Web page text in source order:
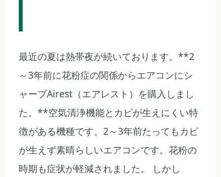
最近の夏は熱帯夜が続いております。**2
～3年前に花粉症の関係からエアコンにシ
ャープAirest（エアレスト）を購入しまし
た。**空気清浄機能とカビが生えにくい特
徴がある機種です。2～3年前たってもカビ
が生えず素晴らしいエアコンです。花粉の
時期も症状が軽減されました。 しかし